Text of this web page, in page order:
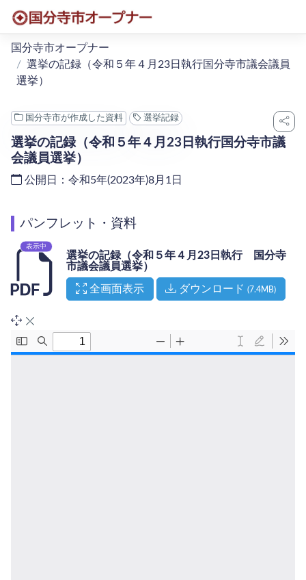
国分寺市オープナー
選挙の記録（令和５年４月23日執行国分寺市議会議員
選挙）
国分寺市が作成した資料 選挙記録
選挙の記録（令和５年４月23日執行国分寺市議
会議員選挙）
公開日：令和5年(2023年)8月1日
パンフレット・資料
表示中
選挙の記録（令和５年４月23日執行 国分寺
市議会議員選挙）
全画面表示（新しいタブで開く）
ダウンロード(7.4MB)